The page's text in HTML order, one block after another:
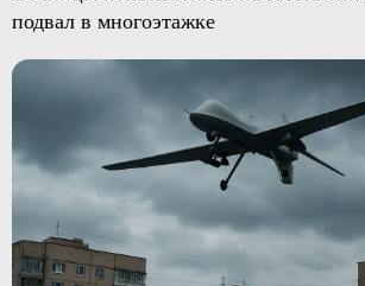
подвал в многоэтажке